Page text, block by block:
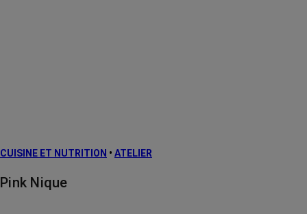
CUISINE ET NUTRITION • ATELIER
Pink Nique